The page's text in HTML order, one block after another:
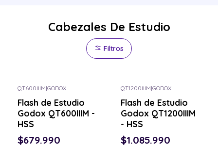
Cabezales De Estudio
Filtros
QT600IIIM|GODOX
Flash de Estudio
Godox QT600IIIM -
HSS
$679.990
QT1200IIIM|GODOX
Flash de Estudio
Godox QT1200IIIM
- HSS
$1.085.990